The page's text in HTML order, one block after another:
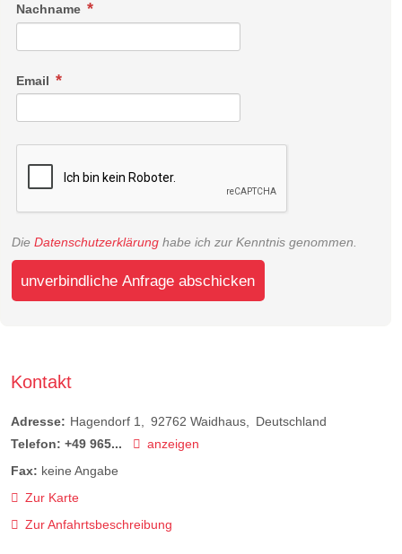
Nachname
Email
Die Datenschutzerklärung habe ich zur Kenntnis genommen.
unverbindliche Anfrage abschicken
Kontakt
Adresse: Hagendorf 1 92762 Waidhaus
Deutschland
Telefon: +49 965...
anzeigen
Fax: keine Angabe
Zur Karte
Zur Anfahrtsbeschreibung